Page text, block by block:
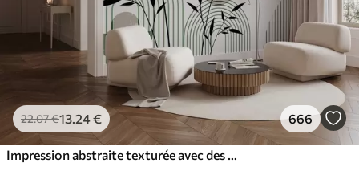
22.07€13 .24€ 666